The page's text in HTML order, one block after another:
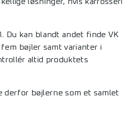
Du kan blandt andet finde VK
bøjler samt varianter i
altid produktets
derfor bøjlerne som et samlet